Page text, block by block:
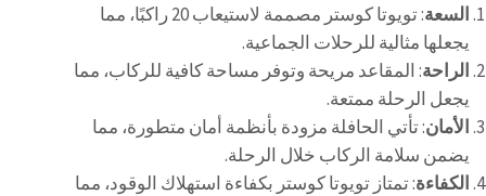
السعة
: تويوتا كوستر مصممة لاستيعاب 20 راكبًا، مما
يجعلها مثالية للرحلات الجماعية.
الراحة: المقاعد مريحة وتوفر مساحة كافية للركاب، مما
يجعل الرحلة ممتعة.
الأمان: تأتي الحافلة مزودة بأنظمة أمان متطورة، مما
يضمن سلامة الركاب خلال الرحلة.
الكفاءة: تمتاز تويوتا كوستر بكفاءة استهلاك الوقود، مما